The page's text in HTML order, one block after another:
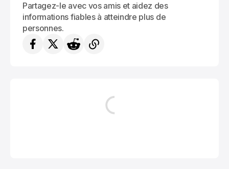
Partagez-le avec vos amis et aidez des
informations fiables à atteindre plus de
personnes.